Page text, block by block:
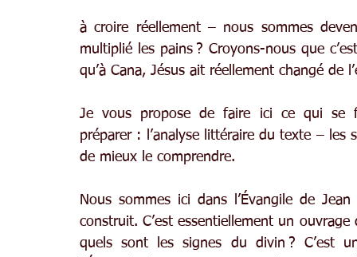
à croire réellement – nous sommes
multiplié les pains ? Croyons-nous que
qu’à Cana, Jésus ait réellement changé de
Je vous propose de faire ici ce qui se
préparer : l’analyse littéraire du texte – les
de mieux le comprendre.
Nous sommes ici dans l’Évangile de
construit. C’est essentiellement un
quels sont les signes du divin ? C’est